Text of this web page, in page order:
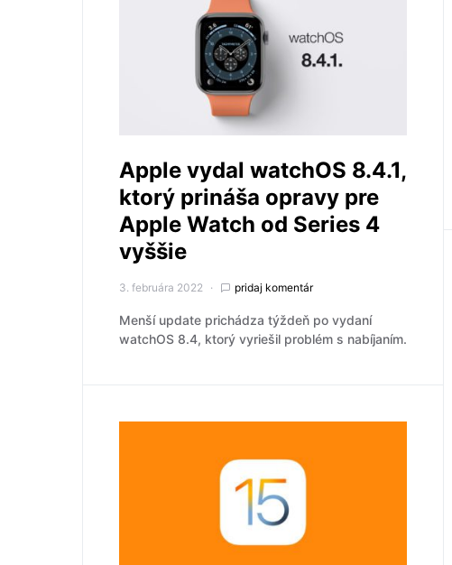
Apple vydal watchOS 8.4.1,
ktorý prináša opravy pre
Apple Watch od Series 4
vyššie
3. februára 2022 pridaj komentár
Menší update prichádza týždeň po vydaní
watchOS 8.4, ktorý vyriešil problém s nabíjaním.